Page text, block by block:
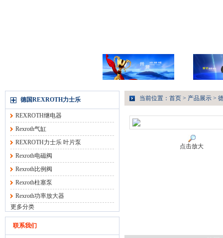
德国REXROTH力士乐
REXROTH继电器
Rexroth气缸
REXROTH力士乐 叶片泵
Rexroth电磁阀
Rexroth比例阀
Rexroth柱塞泵
Rexroth功率放大器
更多分类
联系我们
当前位置： 首页 > 产品展示 >
点击放大